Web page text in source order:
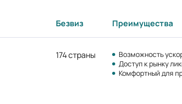
Безвиз Преимущества
174 страны
Возможность
Доступ к рынку
Комфортный для